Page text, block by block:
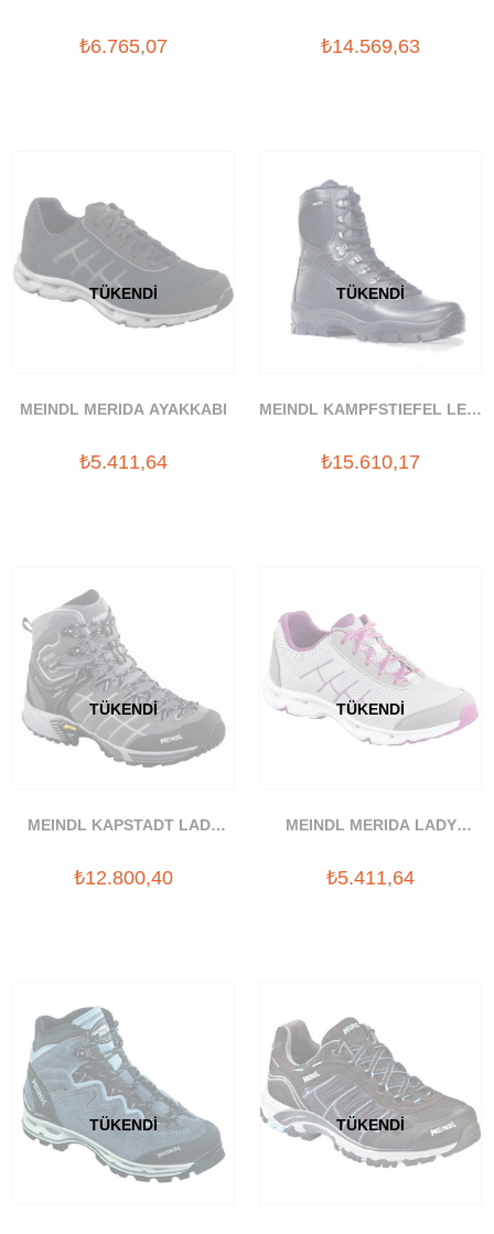
₺6.765,07 ₺14.569,63
TÜKENDI
MEINDL MERIDA AYAKKABI
₺5.411,64
TÜKENDI
MEINDL KAMPFSTIEFEL LEIC
₺15.610,17
TÜKENDI
MEINDL KAPSTADT LADY
₺12.800,40
TÜKENDI
MEINDL MERIDA LADY
₺5.411,64
TÜKENDI TÜKENDI